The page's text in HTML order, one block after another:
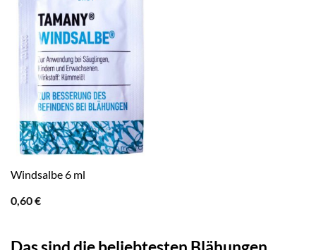
Windsalbe 6 ml
0,60€